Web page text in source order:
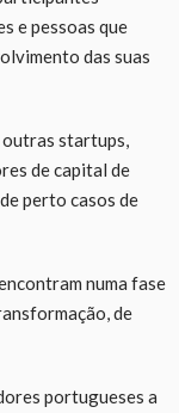
e pessoas que
das suas
outras startups,
de capital de
perto casos de
numa fase
de
portugueses a